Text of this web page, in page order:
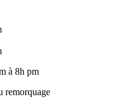
à 8h pm
remorquage